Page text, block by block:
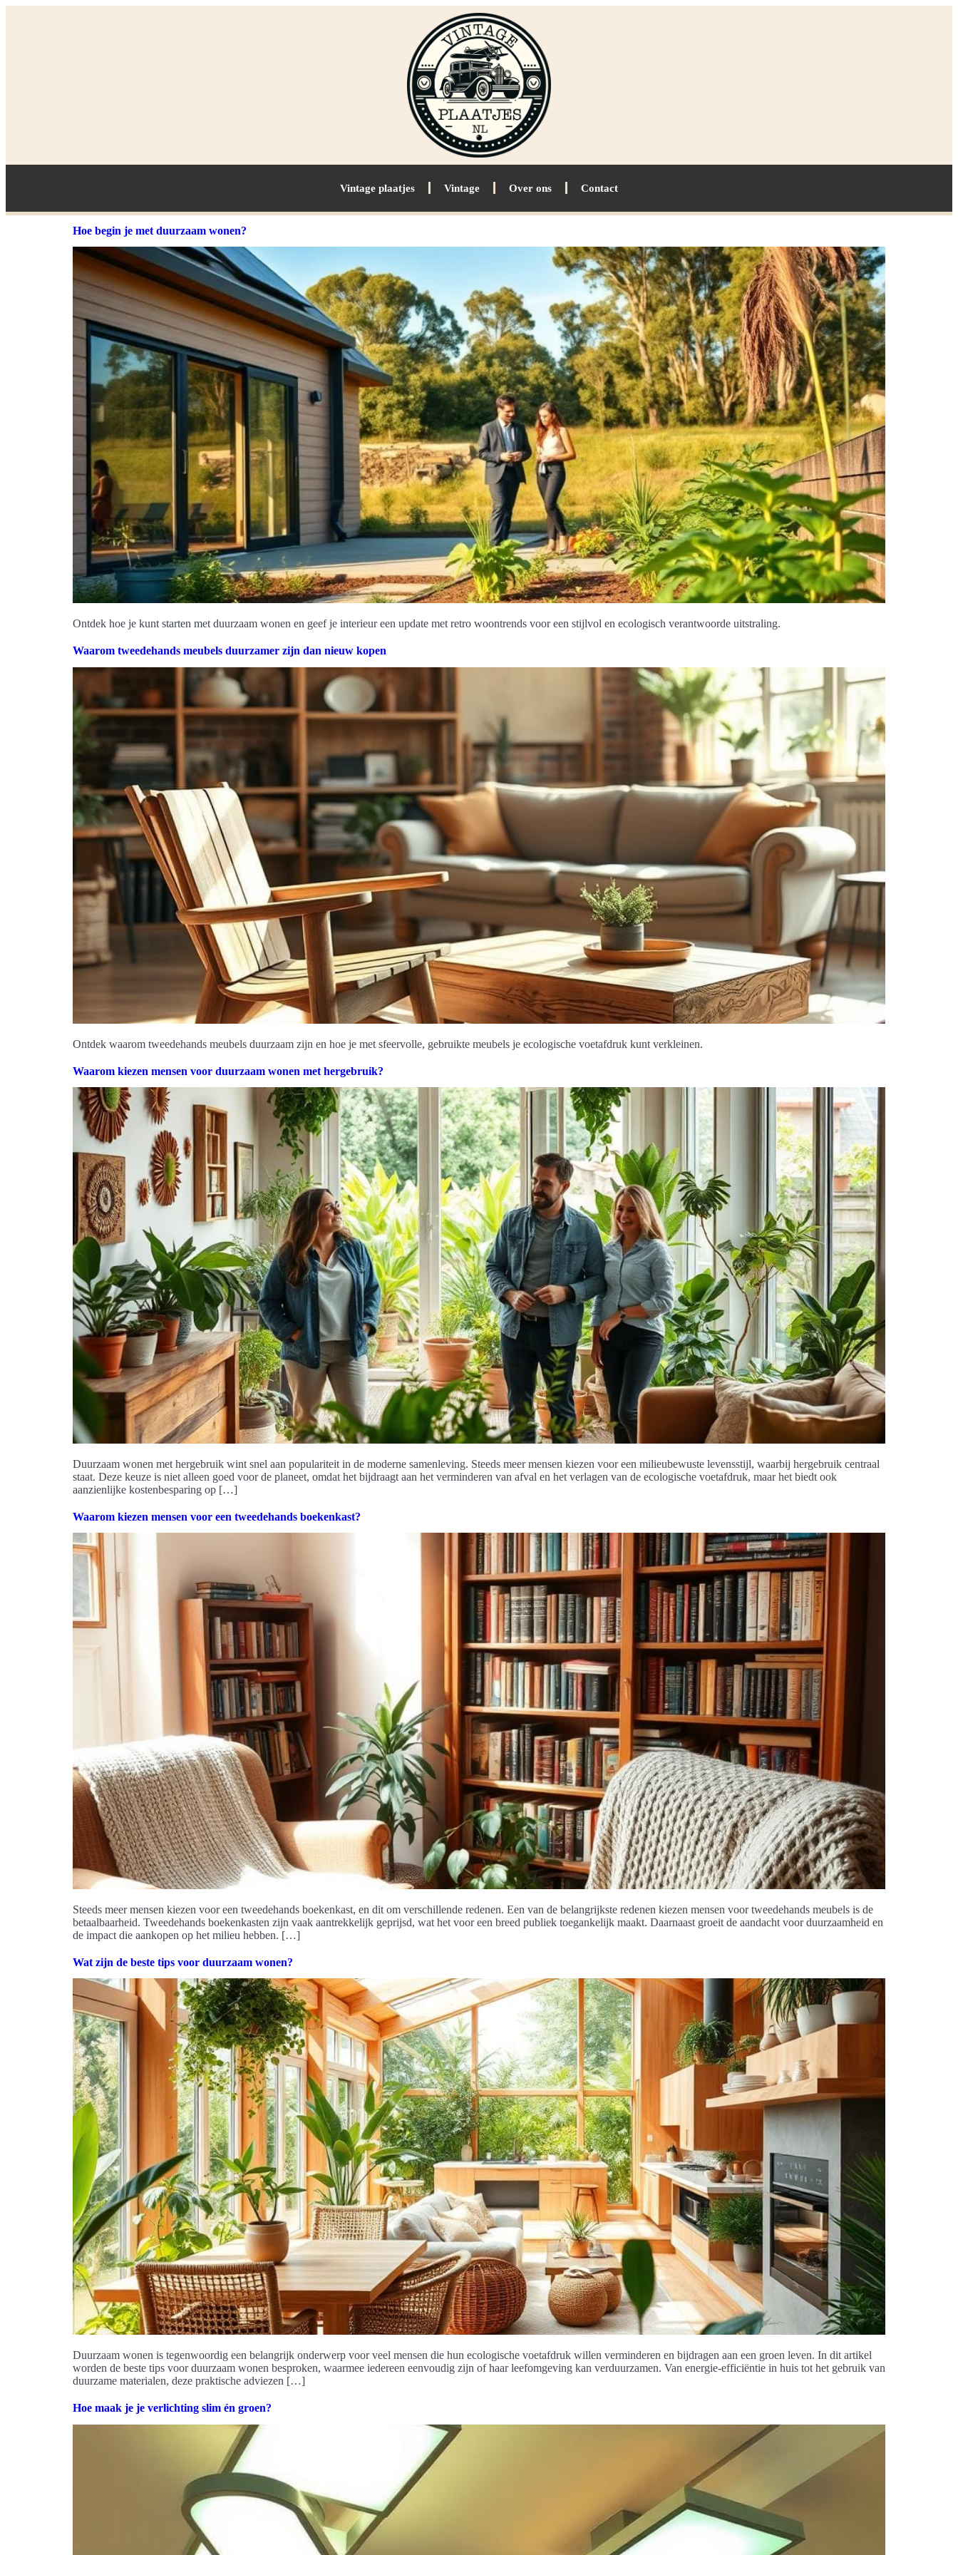
Vintage plaatjes Vintage Over ons Contact
Hoe begin je met duurzaam wonen?
Ontdek hoe je kunt starten met duurzaam wonen en geef je interieur een update met retro woontrends voor een stijlvol en ecologisch verantwoorde uitstraling.
Waarom tweedehands meubels duurzamer zijn dan nieuw kopen
Ontdek waarom tweedehands meubels duurzaam zijn en hoe je met sfeervolle, gebruikte meubels je ecologische voetafdruk kunt verkleinen.
Waarom kiezen mensen voor duurzaam wonen met hergebruik?
Duurzaam wonen met hergebruik wint snel aan populariteit in de moderne samenleving. Steeds meer mensen kiezen voor een milieubewuste levensstijl, waarbij hergebruik centraal
staat. Deze keuze is niet alleen goed voor de planeet, omdat het bijdraagt aan het verminderen van afval en het verlagen van de ecologische voetafdruk, maar het biedt ook
aanzienlijke kostenbesparing op […]
Waarom kiezen mensen voor een tweedehands boekenkast?
Steeds meer mensen kiezen voor een tweedehands boekenkast, en dit om verschillende redenen. Een van de belangrijkste redenen kiezen mensen voor tweedehands meubels is de
betaalbaarheid. Tweedehands boekenkasten zijn vaak aantrekkelijk geprijsd, wat het voor een breed publiek toegankelijk maakt. Daarnaast groeit de aandacht voor duurzaamheid en
de impact die aankopen op het milieu hebben. […]
Wat zijn de beste tips voor duurzaam wonen?
Duurzaam wonen is tegenwoordig een belangrijk onderwerp voor veel mensen die hun ecologische voetafdruk willen verminderen en bijdragen aan een groen leven. In dit artikel
worden de beste tips voor duurzaam wonen besproken, waarmee iedereen eenvoudig zijn of haar leefomgeving kan verduurzamen. Van energie-efficiëntie in huis tot het gebruik van
duurzame materialen, deze praktische adviezen […]
Hoe maak je je verlichting slim én groen?